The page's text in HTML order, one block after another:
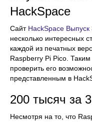
HackSpace
Сайт HackSpace Выпуск
несколько интересных
каждой из печатных
Raspberry Pi Pico.
проверить его
представленным в
200 тысяч за
Несмотря на то, что